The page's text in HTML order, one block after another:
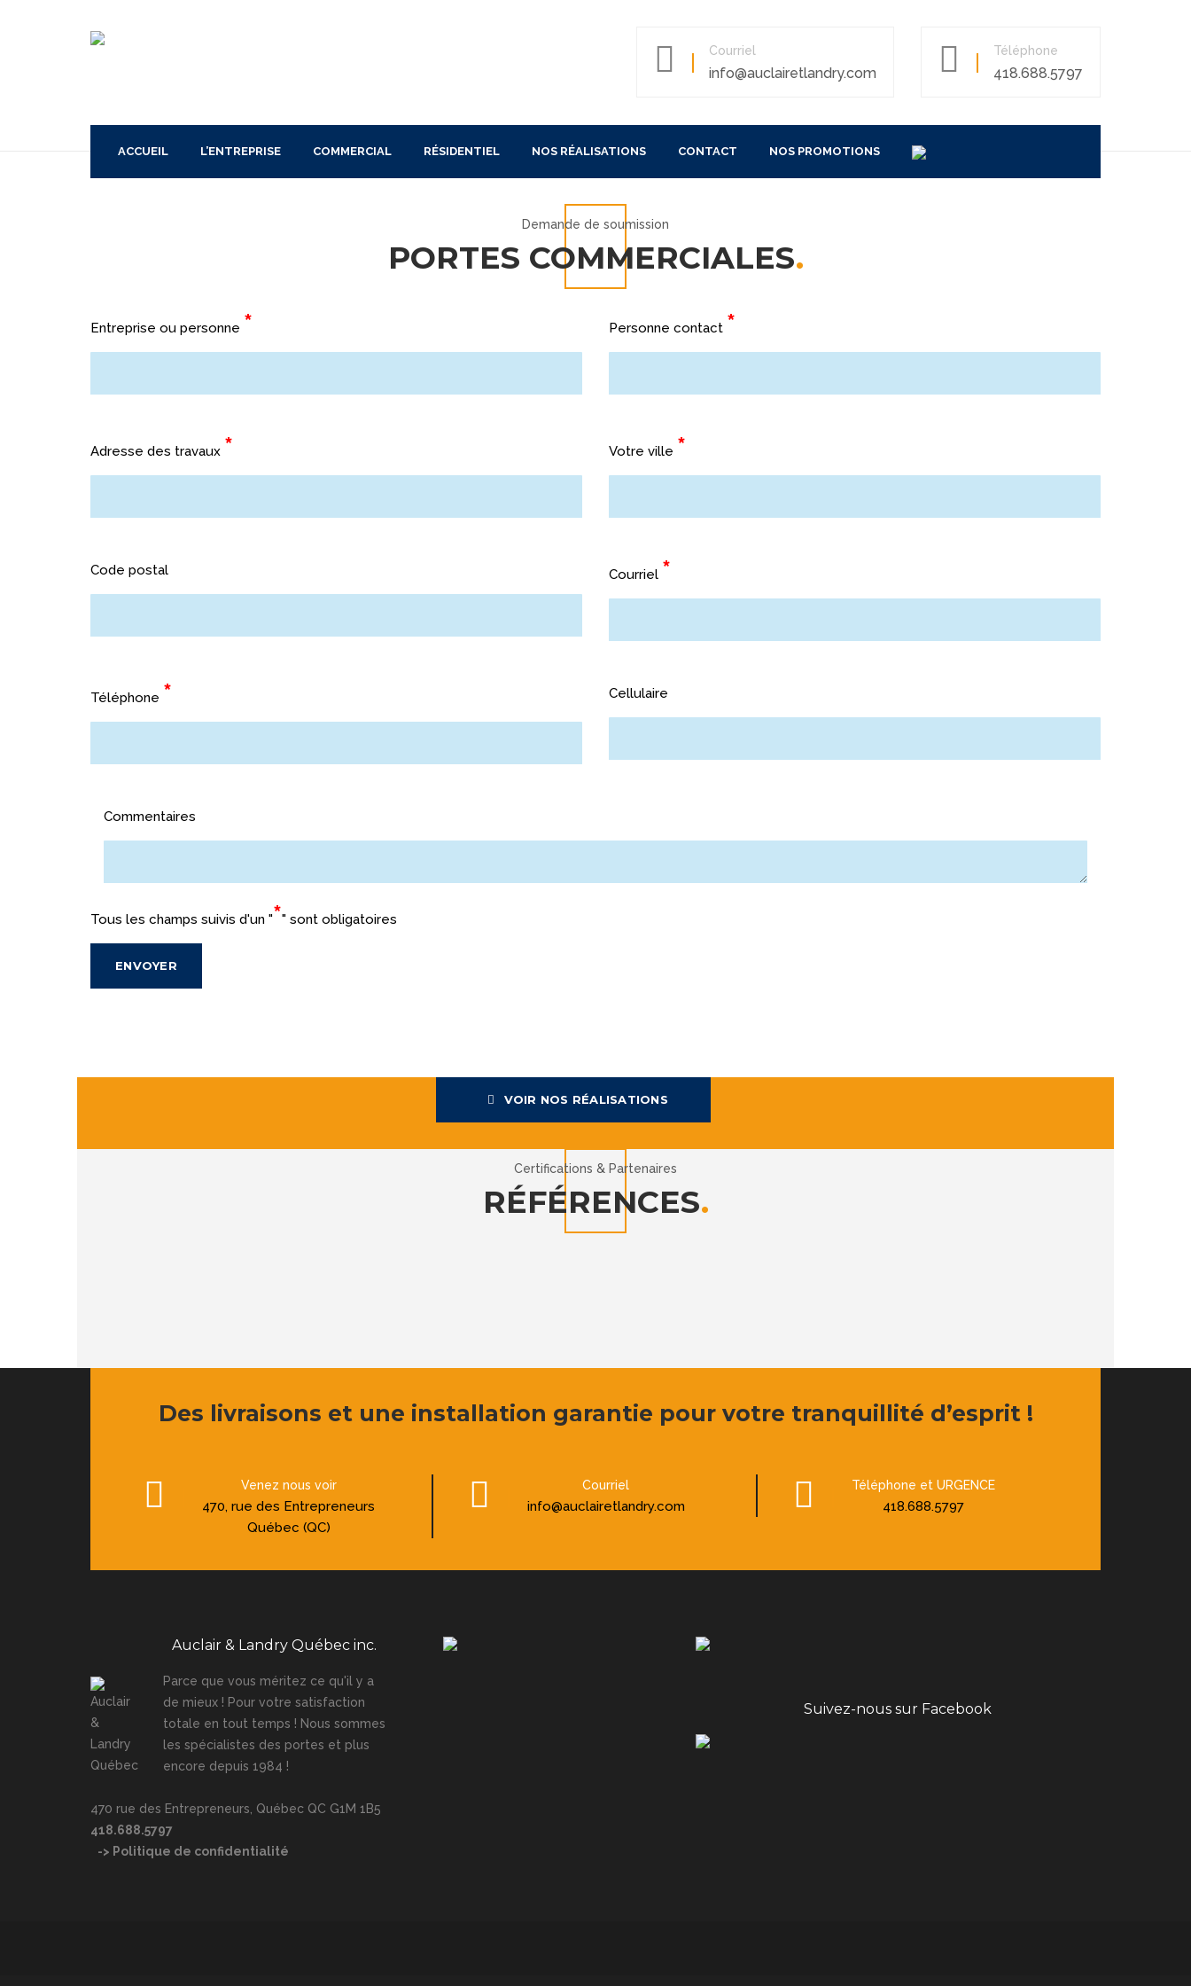
Courriel
info@auclairetlandry.com
Téléphone
418.688.5797
ACCUEIL L’ENTREPRISE COMMERCIAL
PORTES AUTOMATIQUES
RÉSIDENTIEL
OPÉRATEURS RÉSIDENTIEL
CONFIGURER VOTRE PORTE
NOS RÉALISATIONS
OPÉRATEURS RÉSIDENTIEL
CONTACT NOS PROMOTIONS
Demande de soumission
PORTES COMMERCIALES.
Entreprise ou personne * Personne contact *
Adresse des travaux * Votre ville *
Code postal Courriel *
Téléphone * Cellulaire
Commentaires
Tous les champs suivis d'un "*" sont obligatoires
VOIR NOS RÉALISATIONS
Certifications & Partenaires
RÉFÉRENCES.
Des livraisons et une installation garantie pour votre tranquillité d’esprit !
Venez nous voir
470, rue des Entrepreneurs
Québec (QC)
Courriel
info@auclairetlandry.com
Téléphone et URGENCE
418.688.5797
Auclair & Landry Québec inc.
Parce que vous méritez ce qu'il y a
de mieux ! Pour votre satisfaction
totale en tout temps ! Nous sommes
les spécialistes des portes et plus
encore depuis 1984 !
470 rue des Entrepreneurs, Québec QC G1M 1B5
418.688.5797
-> Politique de confidentialité
Suivez-nous sur Facebook